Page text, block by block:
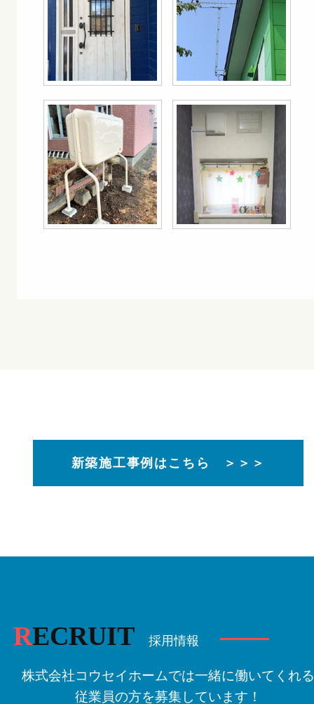
新築施工事例はこちら ＞＞＞
RECRUIT 採用情報
株式会社コウセイホームでは一緒に働いてくれる
従業員の方を募集しています！